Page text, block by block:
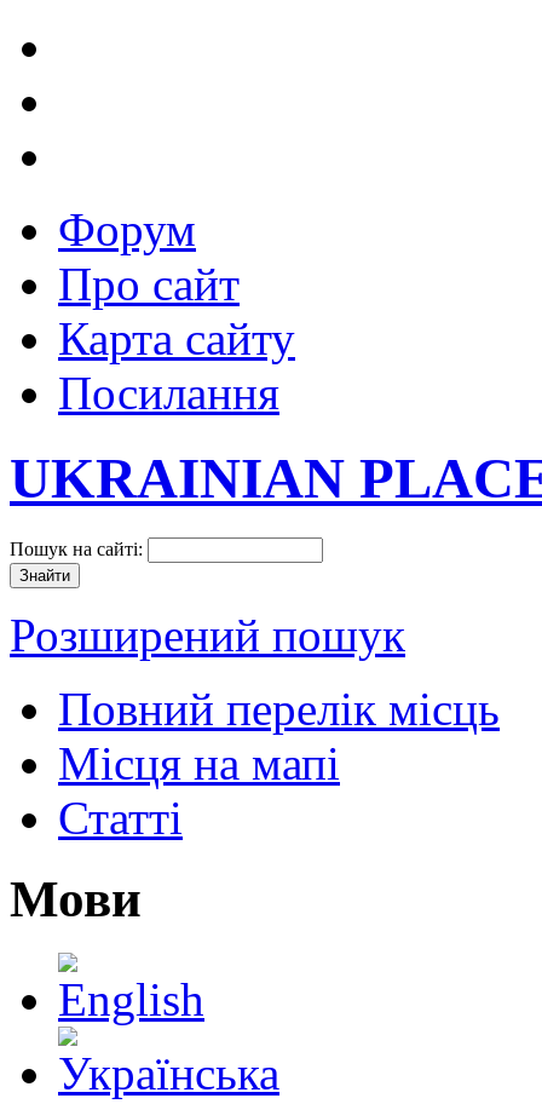
Форум
Про сайт
Карта сайту
Посилання
UKRAINIAN
Пошук на сайті:
Розширений пошук
Повний перелік місць
Місця на мапі
Статті
Мови